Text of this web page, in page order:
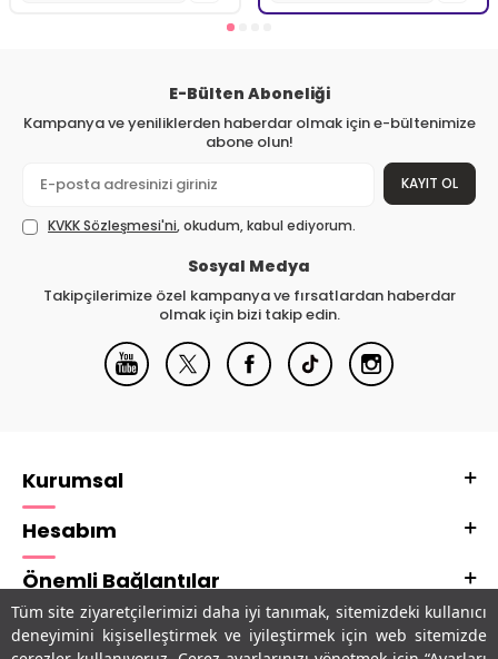
Tüm site ziyaretçilerimizi daha iyi tanımak, sitemizdeki kullanıcı
deneyimini kişiselleştirmek ve iyileştirmek için web sitemizde
E-Bülten Aboneliği
Kampanya ve yeniliklerden haberdar olmak için e-bültenimize
abone olun!
KAYIT OL
KVKK Sözleşmesi'ni, okudum, kabul ediyorum.
Sosyal Medya
Takipçilerimize özel kampanya ve fırsatlardan haberdar
olmak için bizi takip edin.
Kurumsal
Hesabım
Önemli Bağlantılar
Adres & İletişim